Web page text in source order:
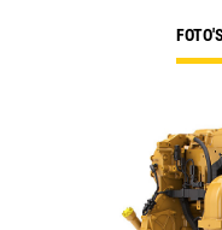
FOTO'S